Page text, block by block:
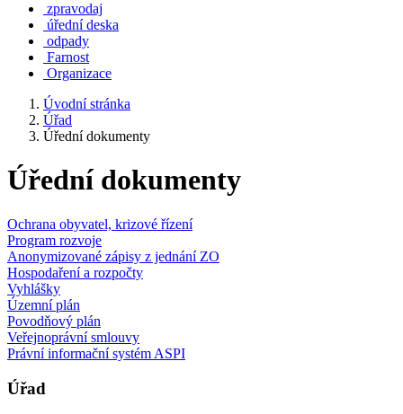
zpravodaj
úřední deska
odpady
Farnost
Organizace
Úvodní stránka
Úřad
Úřední dokumenty
Úřední dokumenty
Ochrana obyvatel, krizové řízení
Program rozvoje
Anonymizované zápisy z jednání ZO
Hospodaření a rozpočty
Vyhlášky
Územní plán
Povodňový plán
Veřejnoprávní smlouvy
Právní informační systém ASPI
Úřad